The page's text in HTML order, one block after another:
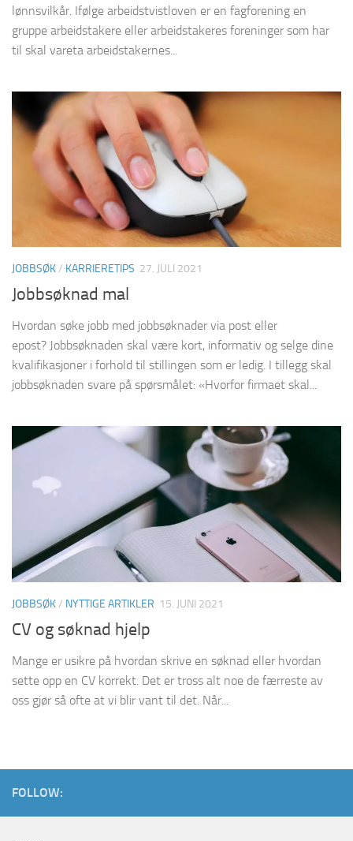
lønnsvilkår. Ifølge arbeidstvistloven er en fagforening en
gruppe arbeidstakere eller arbeidstakeres foreninger som har
til skal vareta arbeidstakernes...
JOBBSØK/ KARRIERETIPS 27. JULI 2021
Jobbsøknad mal
Hvordan søke jobb med jobbsøknader via post eller
epost? Jobbsøknaden skal være kort, informativ og selge dine
kvalifikasjoner i forhold til stillingen som er ledig. I tillegg skal
jobbsøknaden svare på spørsmålet: «Hvorfor firmaet skal...
JOBBSØK/ NYTTIGE ARTIKLER 15. JUNI 2021
CV og søknad hjelp
Mange er usikre på hvordan skrive en søknad eller hvordan
sette opp en CV korrekt. Det er tross alt noe de færreste av
oss gjør så ofte at vi blir vant til det. Når...
FOLLOW: